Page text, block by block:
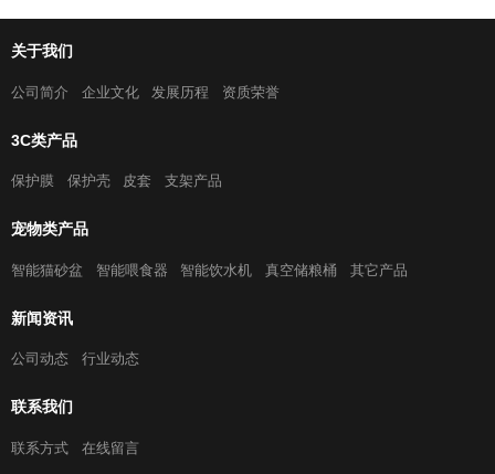
关于我们
公司简介 企业文化 发展历程 资质荣誉
3C类产品
保护膜 保护壳 皮套 支架产品
宠物类产品
智能猫砂盆 智能喂食器 智能饮水机 真空储粮桶 其它产品
新闻资讯
公司动态 行业动态
联系我们
联系方式 在线留言